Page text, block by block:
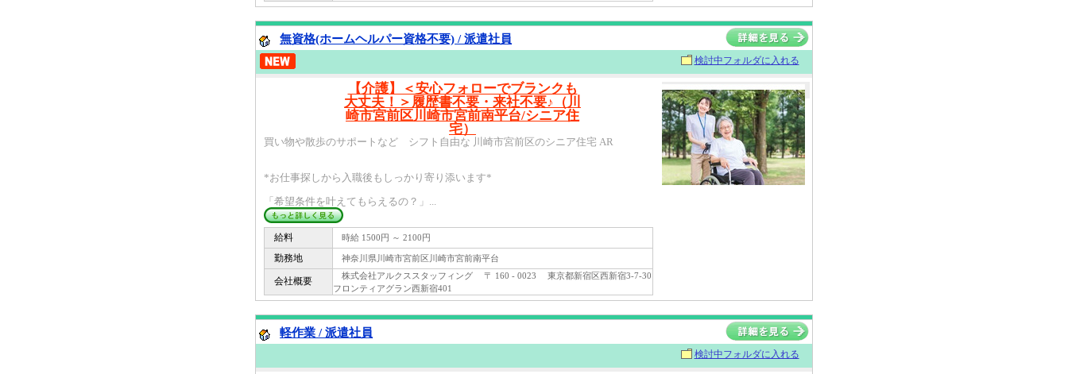
無資格(ホームヘルパー資格不要) / 派遣社員
検討中フォルダに入れる
【介護】＜安心フォローでブランクも
大丈夫！＞履歴書不要・来社不要♪（川
崎市宮前区川崎市宮前南平台/シニア住
宅）
買い物や散歩のサポートなど シフト自由な 川崎市宮前区のシニア住宅 AR
*お仕事探しから入職後もしっかり寄り添います*
「希望条件を叶えてもらえるの？」...
給料 時給 1500円 ～ 2100円
勤務地 神奈川県川崎市宮前区川崎市宮前南平台
会社概要
株式会社アルクススタッフィング 〒 160 - 0023 東京都新宿区西新宿3-7-30
フロンティアグラン西新宿401
軽作業 / 派遣社員
検討中フォルダに入れる